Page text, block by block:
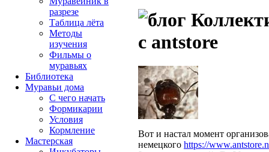
с antstore
Вот и настал момент
немецкого https://
разрезе
Таблица лёта
Методы
изучения
Фильмы о
муравьях
Библиотека
Муравьи дома
С чего начать
Формикарии
Условия
Кормление
Мастерская